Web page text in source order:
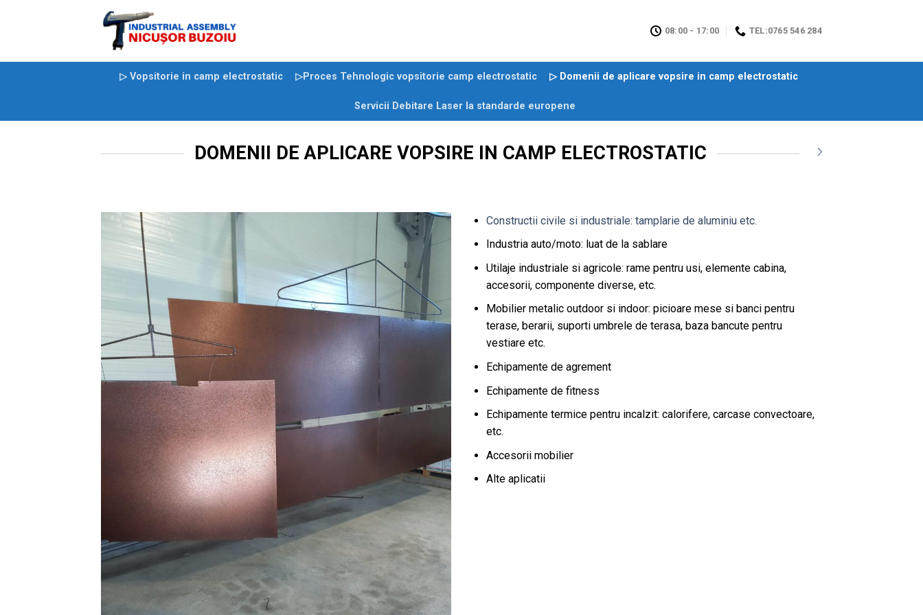
08:00 - 17:00 TEL:0765 546 284
▷ Vopsitorie in camp electrostatic ▷Proces Tehnologic vopsitorie camp electrostatic ▷ Domenii de aplicare vopsire in camp electrostatic
Servicii Debitare Laser la standarde europene
DOMENII DE APLICARE VOPSIRE IN CAMP ELECTROSTATIC
Constructii civile si industriale: tamplarie de aluminiu etc.
Industria auto/moto: luat de la sablare
Utilaje industriale si agricole: rame pentru usi, elemente cabina,
accesorii, componente diverse, etc.
Mobilier metalic outdoor si indoor: picioare mese si banci pentru
terase, berarii, suporti umbrele de terasa, baza bancute pentru
vestiare etc.
Echipamente de agrement
Echipamente de fitness
Echipamente termice pentru incalzit: calorifere, carcase convectoare,
etc.
Accesorii mobilier
Alte aplicatii